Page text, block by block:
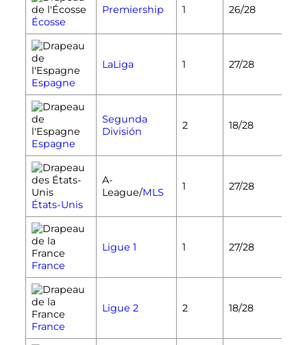
Écosse
Premiership 1 26/28
Espagne
LaLiga 1 27/28
Espagne
Segunda
División
2 18/28
États-Unis
A-
League/MLS 1 27/28
France
Ligue 1 1 27/28
France
Ligue 2 2 18/28